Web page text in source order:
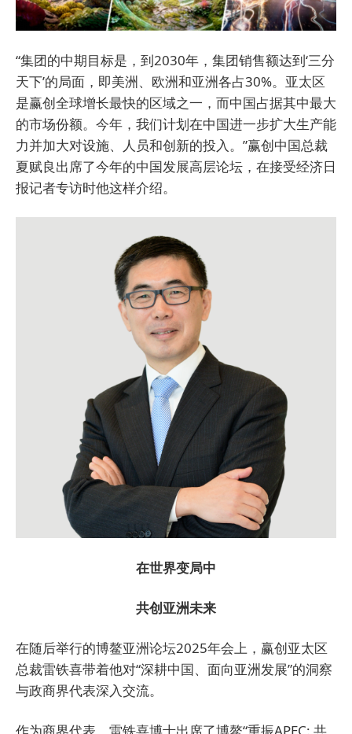
“集团的中期目标是，到2030年，集团销售额达到‘三分
天下’的局面，即美洲、欧洲和亚洲各占30%。亚太区
是赢创全球增长最快的区域之一，而中国占据其中最大
的市场份额。今年，我们计划在中国进一步扩大生产能
力并加大对设施、人员和创新的投入。”赢创中国总裁
夏赋良出席了今年的中国发展高层论坛，在接受经济日
报记者专访时他这样介绍。
在世界变局中
共创亚洲未来
在随后举行的博鳌亚洲论坛2025年会上，赢创亚太区
总裁雷铁喜带着他对“深耕中国、面向亚洲发展”的洞察
与政商界代表深入交流。
作为商界代表，雷铁喜博士出席了博鳌“重振APEC: 共